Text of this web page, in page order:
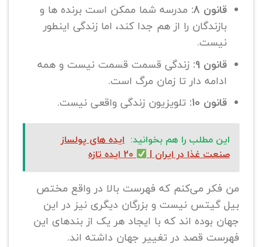
قانون 8:
مدرسه شما ممکن است برنده ها و
بازندگان را از هم جدا کند، اما زندگی اینطور
نیست.
قانون 9:
زندگی قسمت قسمت نیست و همه
ادامه دار تا زمان مرگ است.
قانون 10:
تلویزیون زندگی واقعی نیست.
این مطلب را هم بخوانید: ایده های پولساز
صنعت غذا در ایران |
20 ایده تازه
من فکر می‌کنم که فهرست بالا در واقع مختص
بیل گیتس نیست و بزرگان دیگری نیز در این
جهان بوده اند که با ایجاد هر یک از بندهای این
فهرست قصد در تغییر جهان داشته اند.